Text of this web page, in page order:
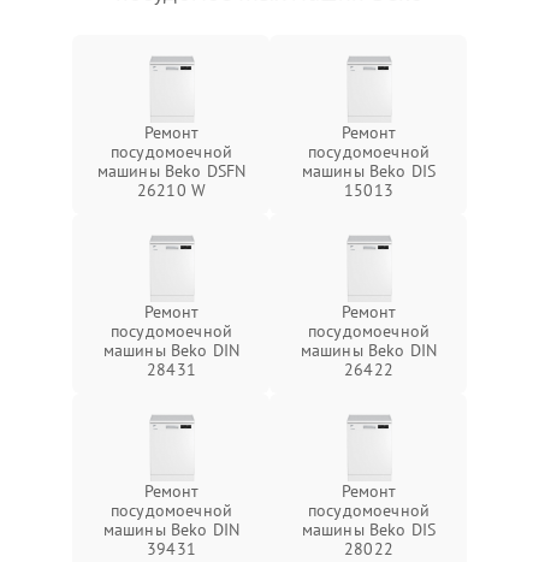
Ремонт
посудомоечной
машины Beko DSFN
26210 W
Ремонт
посудомоечной
машины Beko DIS
15013
Ремонт
посудомоечной
машины Beko DIN
28431
Ремонт
посудомоечной
машины Beko DIN
26422
Ремонт
посудомоечной
машины Beko DIN
39431
Ремонт
посудомоечной
машины Beko DIS
28022